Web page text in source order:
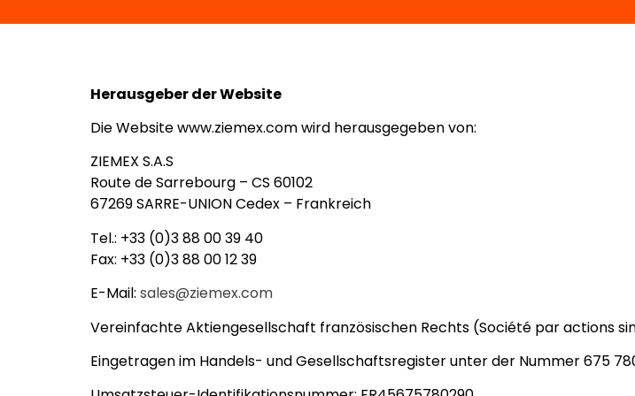
Herausgeber der Website
Die Website www.ziemex.com wird herausgegeben von:
ZIEMEX S.A.S
Route de Sarrebourg – CS 60102
67269 SARRE-UNION Cedex – Frankreich
Tel.: +33 (0)3 88 00 39 40
Fax: +33 (0)3 88 00 12 39
E-Mail: sales@ziemex.com
Vereinfachte Aktiengesellschaft französischen Rechts (Société par actions
Eingetragen im Handels- und Gesellschaftsregister unter der Nummer 675